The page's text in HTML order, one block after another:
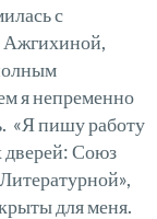
с
Ажгихиной,
я непременно
«Я пишу работу
Союз
для меня.